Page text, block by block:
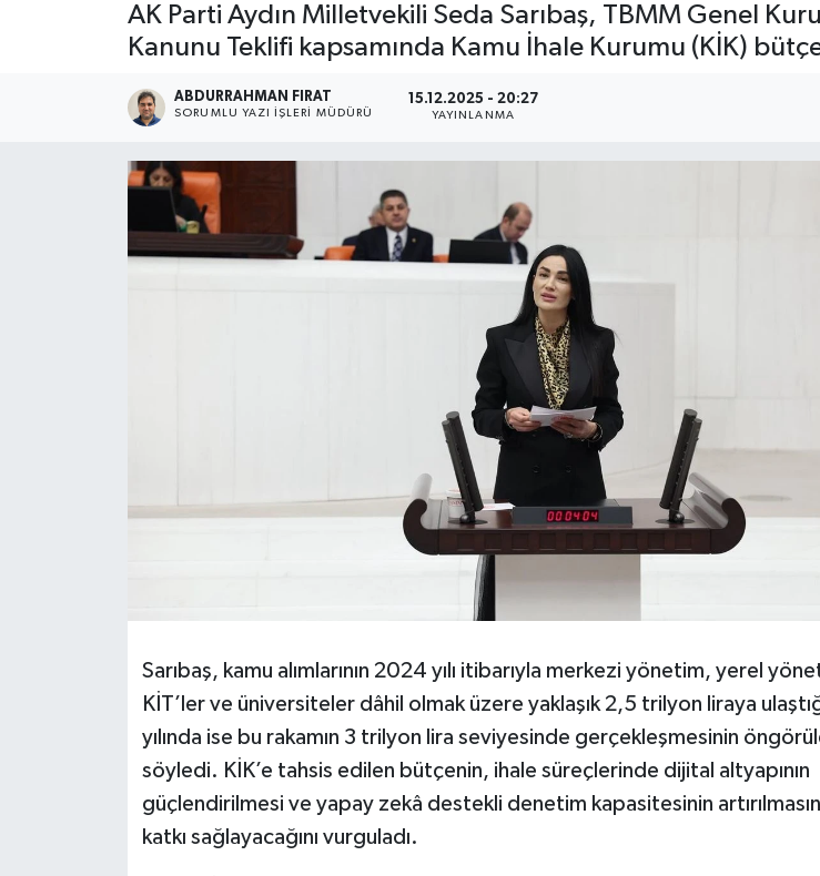
AK Parti Aydın Milletvekili Seda Sarıbaş, TBMM Genel
Kanunu Teklifi kapsamında Kamu İhale Kurumu (KİK)
ABDURRAHMAN FIRAT
SORUMLU YAZI İŞLERI MÜDÜRÜ
15.12.2025 - 20:27
YAYINLANMA
Sarıbaş, kamu alımlarının 2024 yılı itibarıyla merkezi yönetim, yerel
KİT’ler ve üniversiteler dâhil olmak üzere yaklaşık 2,5 trilyon liraya
yılında ise bu rakamın 3 trilyon lira seviyesinde gerçekleşmesinin
söyledi. KİK’e tahsis edilen bütçenin, ihale süreçlerinde dijital altyapının
güçlendirilmesi ve yapay zekâ destekli denetim kapasitesinin
katkı sağlayacağını vurguladı.
Haber Arşivi